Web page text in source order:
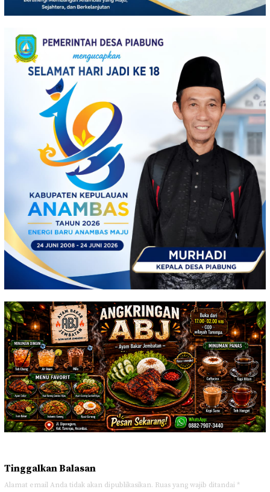
Tinggalkan Balasan
Alamat email Anda tidak akan dipublikasikan. Ruas yang wajib ditandai *